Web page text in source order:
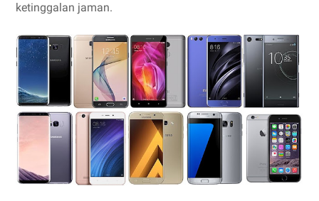
ketinggalan jaman.